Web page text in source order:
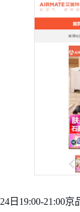
日19:00-21:00